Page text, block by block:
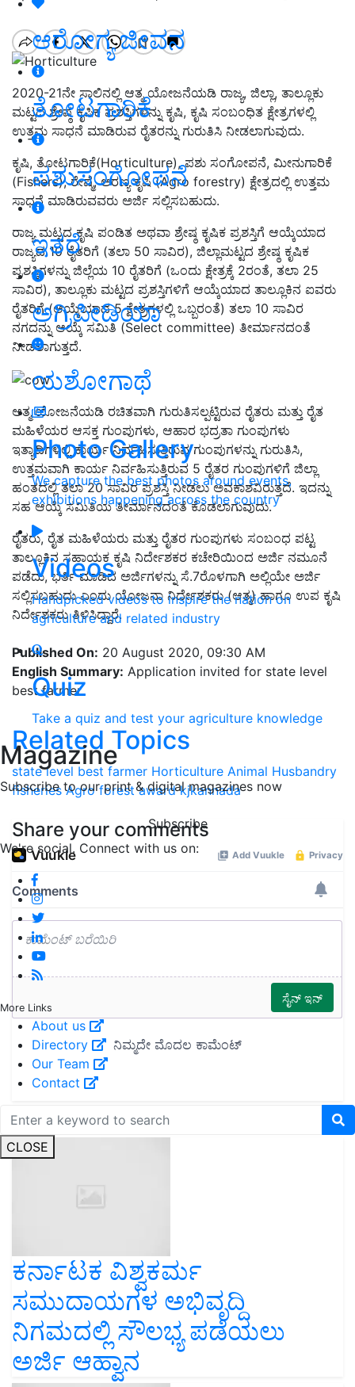
ಆರೋಗ್ಯ ಜೀವನ
ತೋಟಗಾರಿಕೆ
ಪಶುಸಂಗೋಪನೆ
ಇತರೆ
ಅಗ್ರಿಪೀಡಿಯಾ
ಯಶೋಗಾಥೆ
Photo Gallery
We capture the best photos around events,
exhibitions happening across the country
Videos
Handpicked videos to inspire the nation on
agriculture and related industry
Quiz
Take a quiz and test your agriculture knowledge
Magazine
Subscribe to our print & digital magazines now
Subscribe
We're social. Connect with us on:
More Links
About us
Directory
Our Team
Contact
CLOSE
2020-21ನೇ ಸಾಲಿನಲ್ಲಿ ಆತ್ಮ ಯೋಜನೆಯಡಿ ರಾಜ್ಯ, ಜಿಲ್ಲಾ, ತಾಲ್ಲೂಕು
ಮಟ್ಟದ ಶ್ರೇಷ್ಠ ಕೃಷಿಕ ಪ್ರಶಸ್ತಿಗಳನ್ನು ಕೃಷಿ, ಕೃಷಿ ಸಂಬಂಧಿತ ಕ್ಷೇತ್ರಗಳಲ್ಲಿ
ಉತ್ತಮ ಸಾಧನೆ ಮಾಡಿರುವ ರೈತರನ್ನು ಗುರುತಿಸಿ ನೀಡಲಾಗುವುದು.
ಕೃಷಿ, ತೋಟಗಾರಿಕೆ(Horticulture), ಪಶು ಸಂಗೋಪನೆ, ಮೀನುಗಾರಿಕೆ
(Fishers), ರೇಷ್ಮೆ, ಅರಣ್ಯ ಕೃಷಿ (Agro forestry) ಕ್ಷೇತ್ರದಲ್ಲಿ ಉತ್ತಮ
ಸಾಧನೆ ಮಾಡಿರುವವರು ಅರ್ಜಿ ಸಲ್ಲಿಸಬಹುದು.
ರಾಜ್ಯ ಮಟ್ಟದ ಕೃಷಿ ಪಂಡಿತ ಅಥವಾ ಶ್ರೇಷ್ಠ ಕೃಷಿಕ ಪ್ರಶಸ್ತಿಗೆ ಆಯ್ಕೆಯಾದ
ರಾಜ್ಯದ 10 ರೈತರಿಗೆ (ತಲಾ 50 ಸಾವಿರ), ಜಿಲ್ಲಾಮಟ್ಟದ ಶ್ರೇಷ್ಠ ಕೃಷಿಕ
ಪ್ರಶಸ್ತಿಗಳನ್ನು ಜಿಲ್ಲೆಯ 10 ರೈತರಿಗೆ (ಒಂದು ಕ್ಷೇತ್ರಕ್ಕೆ 2ರಂತೆ, ತಲಾ 25
ಸಾವಿರ), ತಾಲ್ಲೂಕು ಮಟ್ಟದ ಪ್ರಶಸ್ತಿಗಳಿಗೆ ಆಯ್ಕೆಯಾದ ತಾಲ್ಲೂಕಿನ ಐವರು
ರೈತರಿಗೆ (ಆಯ್ಕೆಯಾದ 5 ಕ್ಷೇತ್ರಗಳಲ್ಲಿ ಒಬ್ಬರಂತೆ) ತಲಾ 10 ಸಾವಿರ
ನಗದನ್ನು ಆಯ್ಕೆ ಸಮಿತಿ (Select committee) ತೀರ್ಮಾನದಂತೆ
ನೀಡಲಾಗುತ್ತದೆ.
ಆತ್ಮ ಯೋಜನೆಯಡಿ ರಚಿತವಾಗಿ ಗುರುತಿಸಲ್ಪಟ್ಟಿರುವ ರೈತರು ಮತ್ತು ರೈತ
ಮಹಿಳೆಯರ ಆಸಕ್ತ ಗುಂಪುಗಳು, ಆಹಾರ ಭದ್ರತಾ ಗುಂಪುಗಳು
ಇತ್ಯಾದಿಗಳಲ್ಲಿ ಕಾರ್ಯ ನಿರ್ವಹಿಸುತ್ತಿರುವ ಗುಂಪುಗಳನ್ನು ಗುರುತಿಸಿ,
ಉತ್ತಮವಾಗಿ ಕಾರ್ಯ ನಿರ್ವಹಿಸುತ್ತಿರುವ 5 ರೈತರ ಗುಂಪುಗಳಿಗೆ ಜಿಲ್ಲಾ
ಹಂತದಲ್ಲಿ ತಲಾ 20 ಸಾವಿರ ಪ್ರಶಸ್ತಿ ನೀಡಲು ಅವಕಾಶವಿರುತ್ತದೆ. ಇದನ್ನು
ಸಹ ಆಯ್ಕೆ ಸಮಿತಿಯ ತೀರ್ಮಾನದಂತೆ ಕೊಡಲಾಗುವುದು.
ರೈತರು, ರೈತ ಮಹಿಳೆಯರು ಮತ್ತು ರೈತರ ಗುಂಪುಗಳು ಸಂಬಂಧ ಪಟ್ಟ
ತಾಲ್ಲೂಕಿನ ಸಹಾಯಕ ಕೃಷಿ ನಿರ್ದೇಶಕರ ಕಚೇರಿಯಿಂದ ಅರ್ಜಿ ನಮೂನೆ
ಪಡೆದು, ಭರ್ತಿ ಮಾಡಿದ ಅರ್ಜಿಗಳನ್ನು ಸೆ.7ರೊಳಗಾಗಿ ಅಲ್ಲಿಯೇ ಅರ್ಜಿ
ಸಲ್ಲಿಸಬಹುದು ಎಂದು ಯೋಜನಾ ನಿರ್ದೇಶಕರು (ಆತ್ಮ) ಹಾಗೂ ಉಪ ಕೃಷಿ
ನಿರ್ದೇಶಕರು ತಿಳಿಸಿದ್ದಾರೆ.
Published On: 20 August 2020, 09:30 AM
English Summary: Application invited for state level
best farmer
Related Topics
state level best farmer Horticulture Animal Husbandry
fisheries Agro forest award kjkannada
Share your comments
Read next
ಕರ್ನಾಟಕ ವಿಶ್ವಕರ್ಮ
ಸಮುದಾಯಗಳ ಅಭಿವೃದ್ದಿ
ನಿಗಮದಲ್ಲಿ ಸೌಲಭ್ಯ ಪಡೆಯಲು
ಅರ್ಜಿ ಆಹ್ವಾನ